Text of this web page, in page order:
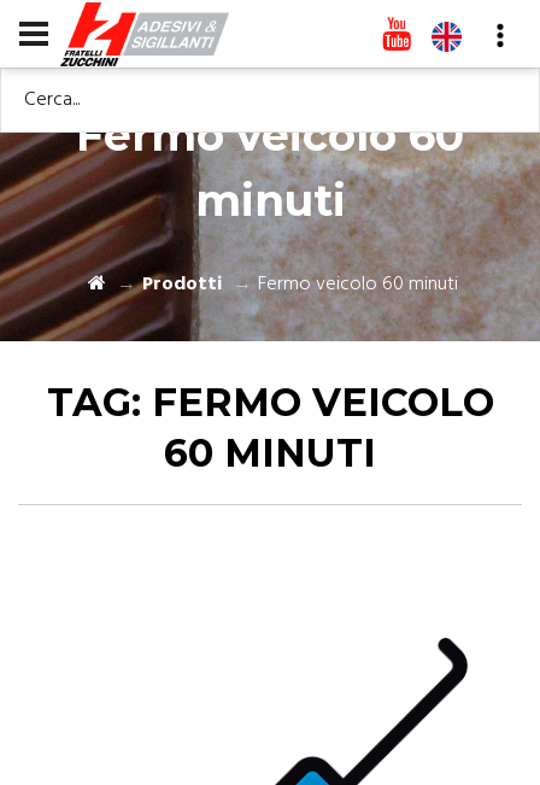
Cerca...
Fermo veicolo 60
minuti
Prodotti Fermo veicolo 60 minuti
TAG: FERMO VEICOLO
60 MINUTI